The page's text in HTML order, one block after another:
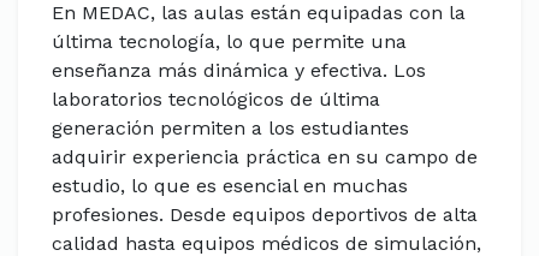
En MEDAC, las aulas están equipadas con la
última tecnología, lo que permite una
enseñanza más dinámica y efectiva. Los
laboratorios tecnológicos de última
generación permiten a los estudiantes
adquirir experiencia práctica en su campo de
estudio, lo que es esencial en muchas
profesiones. Desde equipos deportivos de alta
calidad hasta equipos médicos de simulación,